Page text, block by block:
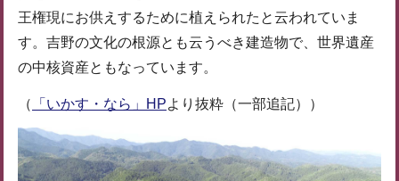
王権現にお供えするために植えられたと云われていま
す。吉野の文化の根源とも云うべき建造物で、世界遺産
の中核資産ともなっています。
（ 「いかす・なら」HPより抜粋（一部追記））